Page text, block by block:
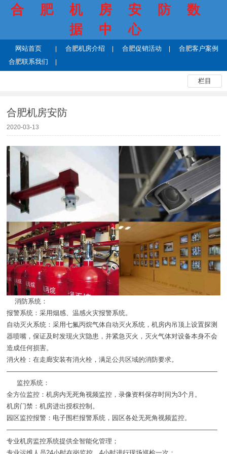
合肥机房安防数
据中心
网站首页 合肥机房介绍 合肥促销活动
合肥客户案例
合肥联系我们
栏目
合肥机房安防
2020-03-13
消防系统：
报警系统：采用烟感、温感火灾报警系统。
自动灭火系统：采用七氟丙烷气体自动灭火系统，机房内吊顶上设置探测
器喷嘴，保证及时发现火灾隐患，并紧急灭火，灭火气体对设备本身不会
造成任何损害。
消火栓：在走廊安装有消火栓，满足公共区域的消防要求。
————————————————————————————————
监控系统：
全方位监控：机房内无死角视频监控，录像资料保存时间为3个月。
机房门禁：机房进出授权控制。
园区监控报警：电子围栏报警系统，园区各处无死角视频监控。
————————————————————————————————
专业机房监控系统提供全智能化管理；